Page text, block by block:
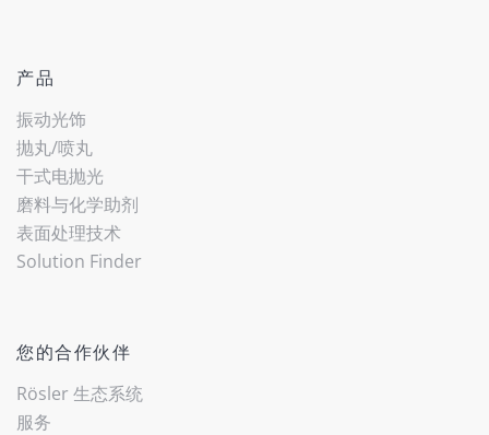
产品
振动光饰
抛丸/喷丸
干式电抛光
磨料与化学助剂
表面处理技术
Solution Finder
您的合作伙伴
Rösler 生态系统
服务